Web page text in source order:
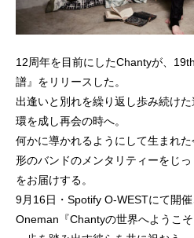
12周年を目前にしたChantyが、
譜』をリリースした。
出逢いと別れを繰り返し歩み続け
環を成し再会の時へ。
何かに導かれるようにして生まれ
形のバンドのメンタリティーをじ
をお届けする。
9月16日・Spotify O-WESTにて開
Oneman『Chantyの世界へようこ